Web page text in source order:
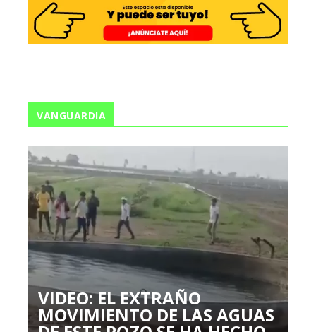
VANGUARDIA
VIDEO: EL EXTRAÑO
MOVIMIENTO DE LAS AGUAS